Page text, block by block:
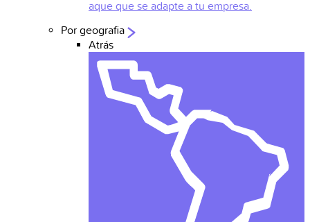
aque que se adapte a tu empresa.
Por geografia
Atrás